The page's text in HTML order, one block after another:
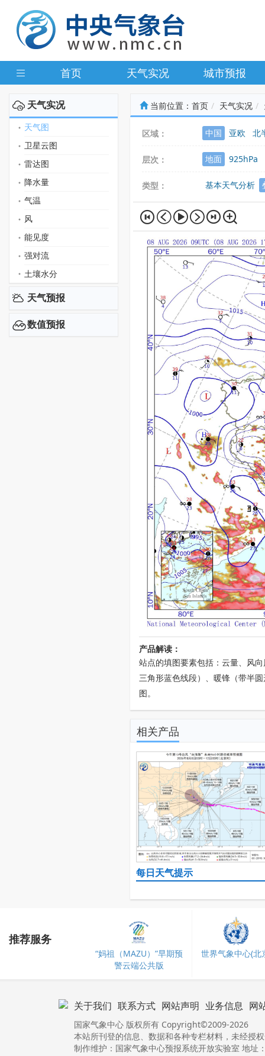
首页 天气实况 城市预报
天气实况
天气图
卫星云图
雷达图
降水量
气温
风
能见度
强对流
土壤水分
天气预报
数值预报
当前位置： 首页 天气实况
区域： 中国 亚欧 北
层次： 地面 925hPa
类型： 基本天气分析
产品解读：
站点的填图要素包括：云量、风
三角形蓝色线段）、暖锋（带半
图。
相关产品
每日天气提示
推荐服务
“妈祖（MAZU）”早期预
警云端公共版
世界气象中心(北
关于我们 联系方式 网站声明 业务信息 网
国家气象中心 版权所有 Copyright©2009-2026
本站所刊登的信息、数据和各种专栏材料，未经授
制作维护：国家气象中心预报系统开放实验室 地址